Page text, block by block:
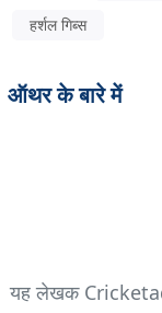
हर्शल गिब्स
ऑथर के बारे में
यह लेखक